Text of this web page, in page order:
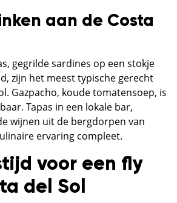
aan de Costa
gegrilde sardines op een stokje
zijn het meest typische gerecht
Gazpacho, koude tomatensoep, is
Tapas in een lokale bar,
wijnen uit de bergdorpen van
ervaring compleet.
voor een fly
del Sol